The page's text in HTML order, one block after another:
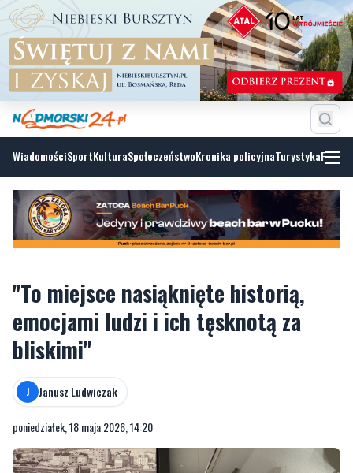
WiadomościSportKulturaSpołeczeństwoKronika policyjnaTurystyka
"To miejsce nasiąknięte historią,
emocjami ludzi i ich tęsknotą za
bliskimi"
J Janusz Ludwiczak
poniedziałek, 18 maja 2026, 14:20